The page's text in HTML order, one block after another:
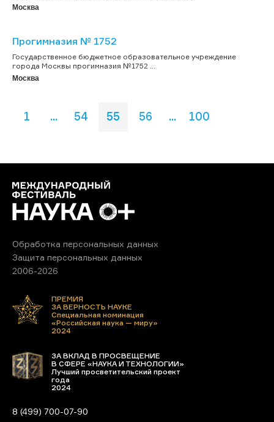
Москва
Прогимназия № 1752
Государственное бюджетное образовательное учреждение
города Москвы прогимназия №1752 ...
Москва
1 ... 54 55 56 ... 100
Обработка персональных данных
Защита персональных данных
2006-2026
ПРЕМИЯ
ЗА ВЕРНОСТЬ НАУКЕ
Специальная номинация
«Российская наука — миру»
2024
ЗА ВКЛАД В ПРОСВЕЩЕНИЕ
В СФЕРЕ «НАУКА И ТЕХНОЛОГИИ»
Лучший просветительский проект
года
2024
8 (499) 700-07-90